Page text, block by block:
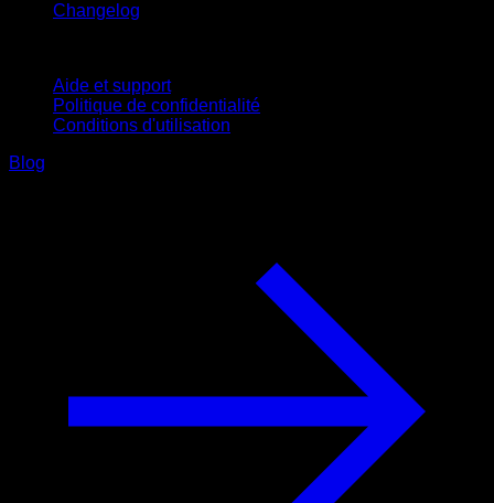
Changelog
Aide et support
Politique de confidentialité
Conditions d'utilisation
Blog